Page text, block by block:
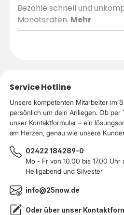
Bezahle schnell und
Monatsraten. Mehr
Service Hotline
Unsere kompetenten Mitarbeiter im
persönlich um dein Anliegen. Ob per
unser Kontaktformular – ein
am Herzen, genau wie unsere
02422 184289-0
Mo - Fr von 10.00 bis 17.00 Uhr
Heiligabend und Silvester
info@25now.de
Oder über unser